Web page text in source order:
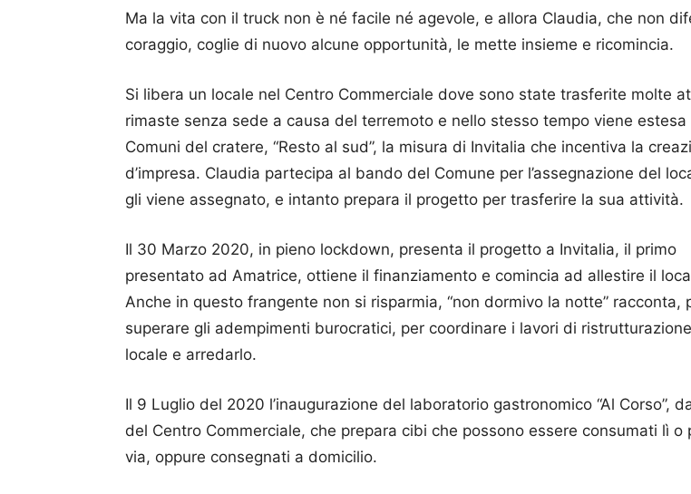
Ma la vita con il truck non è né facile né agevole, e allora Claudia, che non
coraggio, coglie di nuovo alcune opportunità, le mette insieme e ricomincia.
Si libera un locale nel Centro Commerciale dove sono state trasferite molte
rimaste senza sede a causa del terremoto e nello stesso tempo viene estesa
Comuni del cratere, “Resto al sud”, la misura di Invitalia che incentiva la
d’impresa. Claudia partecipa al bando del Comune per l’assegnazione del
gli viene assegnato, e intanto prepara il progetto per trasferire la sua attività.
Il 30 Marzo 2020, in pieno lockdown, presenta il progetto a Invitalia, il primo
presentato ad Amatrice, ottiene il finanziamento e comincia ad allestire il
Anche in questo frangente non si risparmia, “non dormivo la notte” racconta,
superare gli adempimenti burocratici, per coordinare i lavori di
locale e arredarlo.
Il 9 Luglio del 2020 l’inaugurazione del laboratorio gastronomico “Al Corso”,
del Centro Commerciale, che prepara cibi che possono essere consumati lì o
via, oppure consegnati a domicilio.